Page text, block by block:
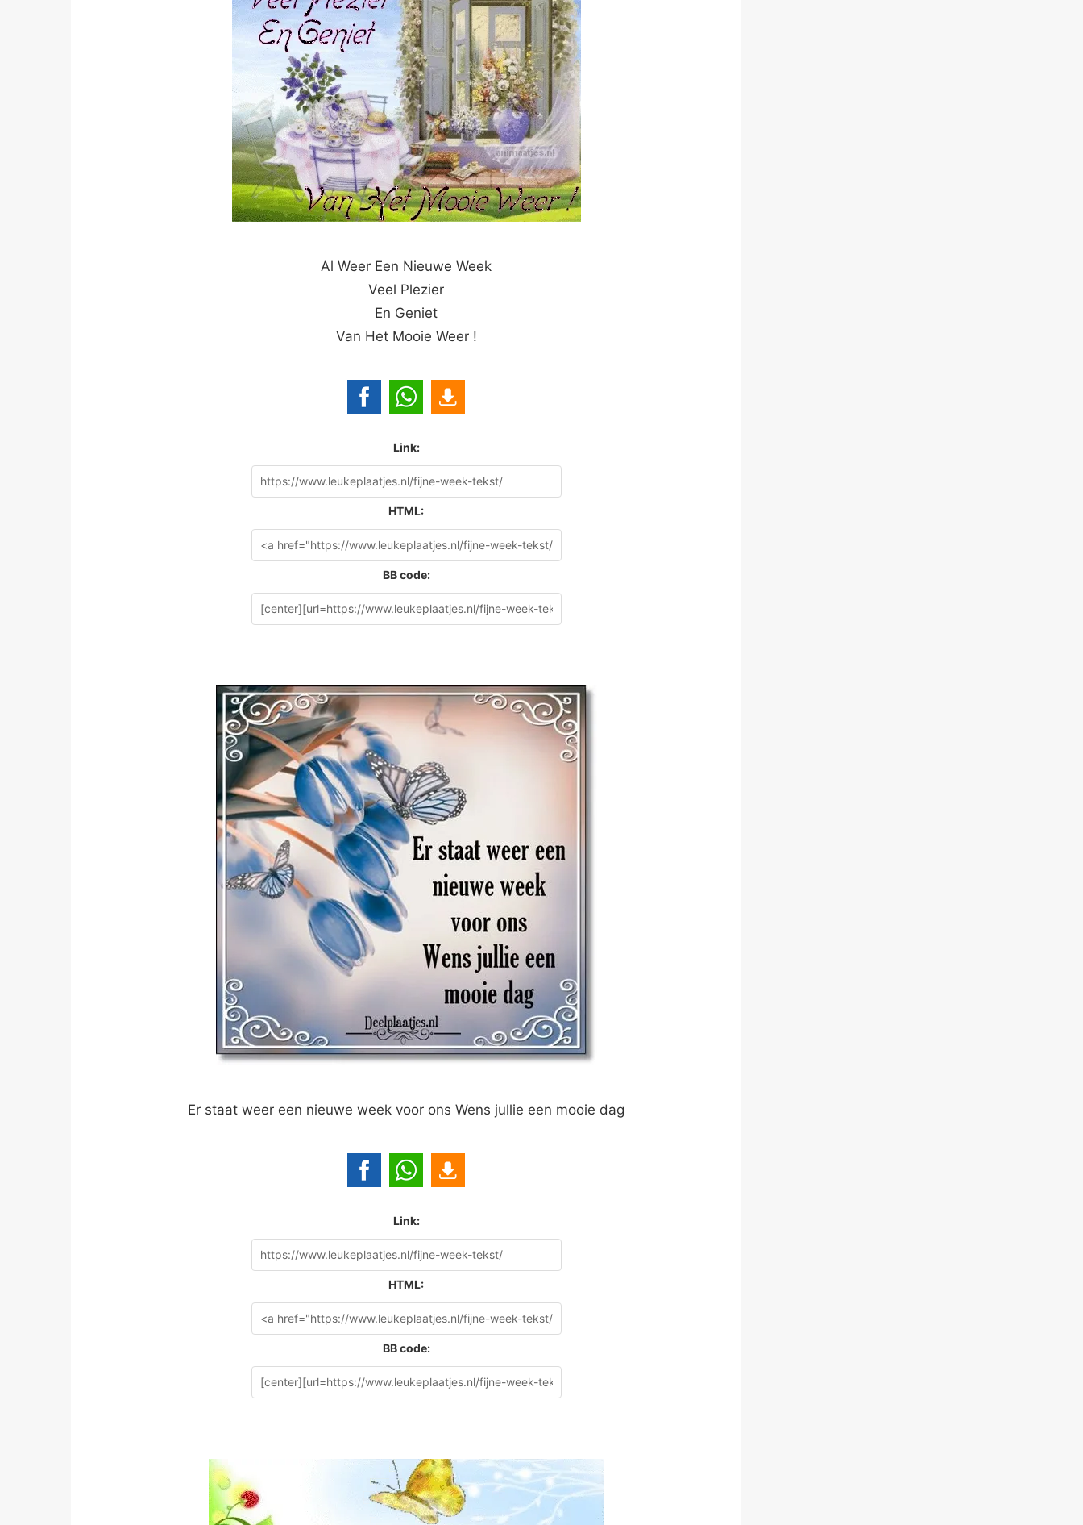
Al Weer Een Nieuwe Week
Veel Plezier
En Geniet
Van Het Mooie Weer !
Link:
HTML:
BB code:
Er staat weer een nieuwe week voor ons Wens jullie een mooie dag
Link:
HTML:
BB code: